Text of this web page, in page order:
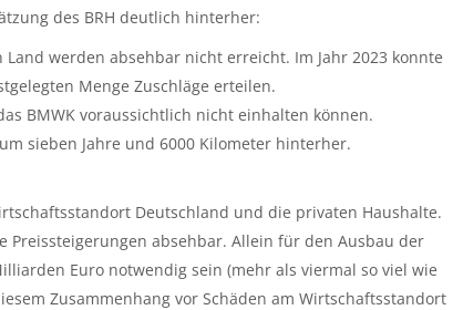
des BRH deutlich hinterher:
werden absehbar nicht erreicht. Im Jahr 2023 konnte
Menge Zuschläge erteilen.
BMWK voraussichtlich nicht einhalten können.
sieben Jahre und 6000 Kilometer hinterher.
Deutschland und die privaten Haushalte.
Preissteigerungen absehbar. Allein für den Ausbau der
Euro notwendig sein (mehr als viermal so viel wie
Zusammenhang vor Schäden am Wirtschaftsstandort